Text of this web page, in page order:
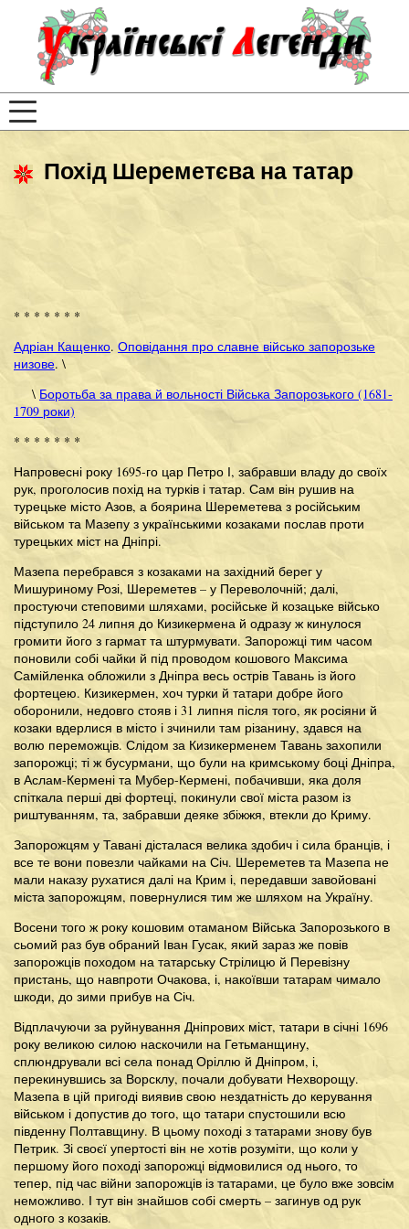
Похід Шереметєва на татар
* * * * * * *
Адріан Кащенко. Оповідання про славне військо запорозьке
низове. \
\ Боротьба за права й вольності Війська Запорозького (1681-
1709 роки)
* * * * * * *
Напровесні року 1695-го цар Петро І, забравши владу до своїх
рук, проголосив похід на турків і татар. Сам він рушив на
турецьке місто Азов, а боярина Шереметева з російським
військом та Мазепу з українськими козаками послав проти
турецьких міст на Дніпрі.
Мазепа перебрався з козаками на західний берег у
Мишуриному Розі, Шереметев – у Переволочній; далі,
простуючи степовими шляхами, російське й козацьке військо
підступило 24 липня до Кизикермена й одразу ж кинулося
громити його з гармат та штурмувати. Запорожці тим часом
поновили собі чайки й під проводом кошового Максима
Самійленка обложили з Дніпра весь острів Тавань із його
фортецею. Кизикермен, хоч турки й татари добре його
оборонили, недовго стояв і 31 липня після того, як росіяни й
козаки вдерлися в місто і зчинили там різанину, здався на
волю переможців. Слідом за Кизикерменем Тавань захопили
запорожці; ті ж бусурмани, що були на кримському боці Дніпра,
в Аслам-Кермені та Мубер-Кермені, побачивши, яка доля
спіткала перші дві фортеці, покинули свої міста разом із
риштуванням, та, забравши деяке збіжжя, втекли до Криму.
Запорожцям у Тавані дісталася велика здобич і сила бранців, і
все те вони повезли чайками на Січ. Шереметев та Мазепа не
мали наказу рухатися далі на Крим і, передавши завойовані
міста запорожцям, повернулися тим же шляхом на Україну.
Восени того ж року кошовим отаманом Війська Запорозького в
сьомий раз був обраний Іван Гусак, який зараз же повів
запорожців походом на татарську Стрілицю й Перевізну
пристань, що навпроти Очакова, і, накоївши татарам чимало
шкоди, до зими прибув на Січ.
Відплачуючи за руйнування Дніпрових міст, татари в січні 1696
року великою силою наскочили на Гетьманщину,
сплюндрували всі села понад Оріллю й Дніпром, і,
перекинувшись за Ворсклу, почали добувати Нехворощу.
Мазепа в цій пригоді виявив свою нездатність до керування
військом і допустив до того, що татари спустошили всю
південну Полтавщину. В цьому поході з татарами знову був
Петрик. Зі своєї упертості він не хотів розуміти, що коли у
першому його поході запорожці відмовилися од нього, то
тепер, під час війни запорожців із татарами, це було вже зовсім
неможливо. І тут він знайшов собі смерть – загинув од рук
одного з козаків.